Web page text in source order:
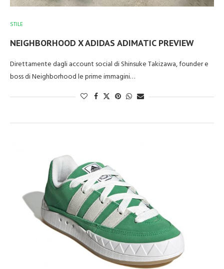
STILE
NEIGHBORHOOD X ADIDAS ADIMATIC PREVIEW
Direttamente dagli account social di Shinsuke Takizawa, founder e
boss di Neighborhood le prime immagini…